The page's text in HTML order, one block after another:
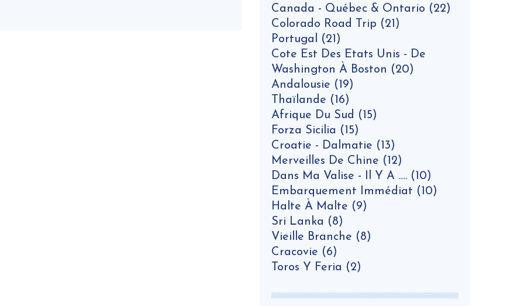
Canada - Québec & Ontario (22)
Colorado Road Trip (21)
Portugal (21)
Cote Est Des Etats Unis - De
Washington À Boston (20)
Andalousie (19)
Thaïlande (16)
Afrique Du Sud (15)
Forza Sicilia (15)
Croatie - Dalmatie (13)
Merveilles De Chine (12)
Dans Ma Valise - Il Y A ..... (10)
Embarquement Immédiat (10)
Halte À Malte (9)
Sri Lanka (8)
Vieille Branche (8)
Cracovie (6)
Toros Y Feria (2)